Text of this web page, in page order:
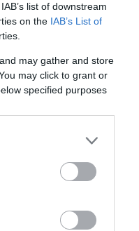
list of downstream
on the IAB’s List of
may gather and store
may click to grant or
specified purposes